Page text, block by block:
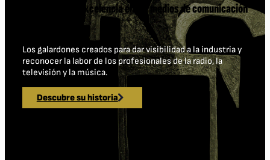
Celebrando la excelencia en los medios de comunicación
Los galardones creados para dar visibilidad a la industria y
reconocer la labor de los profesionales de la radio, la
televisión y la música.
Descubre su historia